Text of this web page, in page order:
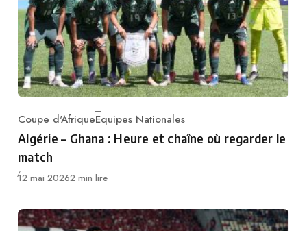
Category
Coupe d'AfriqueEquipes Nationales
Algérie – Ghana : Heure et chaîne où regarder le
match
Publié
12 mai 20262 min lire